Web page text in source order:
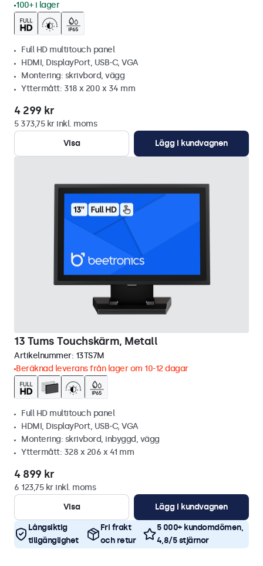
100+ i lager
Full HD multitouch panel
HDMI, DisplayPort, USB-C, VGA
Montering: skrivbord, vägg
Yttermått: 318 x 200 x 34 mm
4 299 kr
5 373,75 kr inkl. moms
Visa
Lägg i kundvagnen
13 Tums Touchskärm, Metall
Artikelnummer: 13TS7M
Beräknad leverans från lager om 10-12 dagar
Full HD multitouch panel
HDMI, DisplayPort, USB-C, VGA
Montering: skrivbord, inbyggd, vägg
Yttermått: 328 x 206 x 41 mm
4 899 kr
6 123,75 kr inkl. moms
Visa
Lägg i kundvagnen
Långsiktig
tillgänglighet
Fri frakt
och retur
5 000+ kundomdömen,
4,8/5 stjärnor